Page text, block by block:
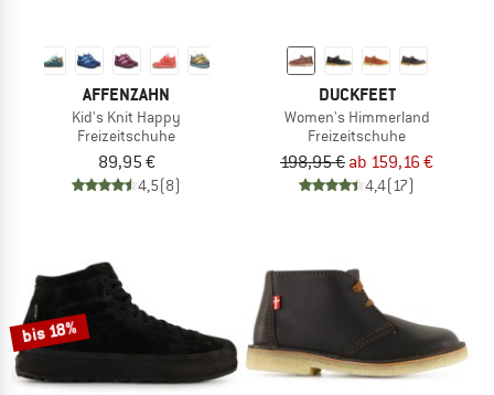
AFFENZAHN
Kid's Knit Happy
Freizeitschuhe
89,95 €
4,5(8)
DUCKFEET
Women's Himmerland
Freizeitschuhe
198,95 € ab 159,16 €
4,4(17)
bis 18%